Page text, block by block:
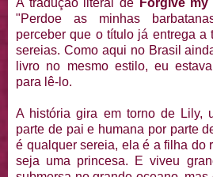
A tradução literal de Forgive my
"Perdoe as minhas
perceber que o título já entrega a
sereias. Como aqui no Brasil
livro no mesmo estilo, eu
para lê-lo.
A história gira em torno de Lily,
parte de pai e humana por parte
é qualquer sereia, ela é a filha do
seja uma princesa. E viveu